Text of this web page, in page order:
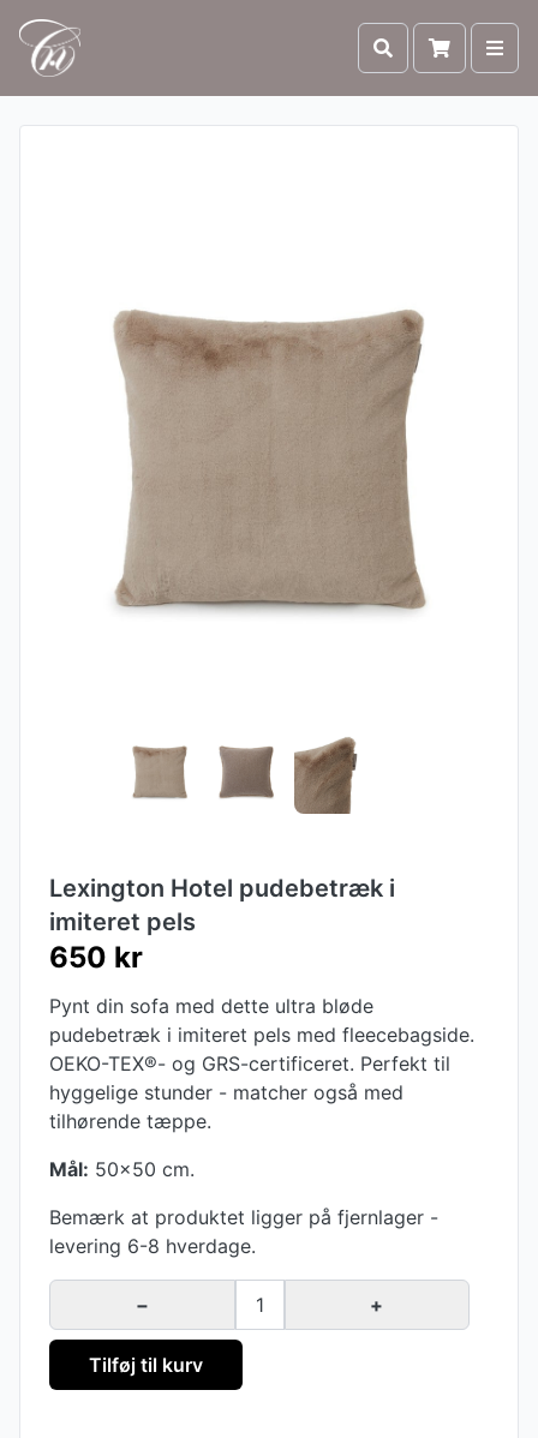
Lexington Hotel pudebetræk i
imiteret pels
650 kr
Pynt din sofa med dette ultra bløde
pudebetræk i imiteret pels med fleecebagside.
OEKO-TEX®- og GRS-certificeret. Perfekt til
hyggelige stunder - matcher også med
tilhørende tæppe.
Mål: 50x50 cm.
Bemærk at produktet ligger på fjernlager -
levering 6-8 hverdage.
− 1 +
Tilføj til kurv